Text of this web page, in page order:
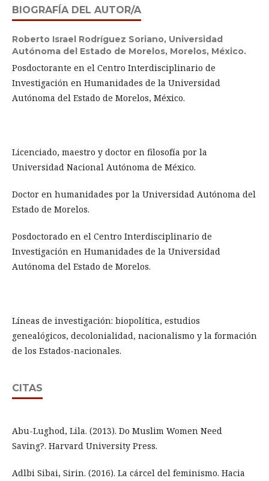
BIOGRAFÍA DEL AUTOR/A
Roberto Israel Rodríguez Soriano, Universidad
Autónoma del Estado de Morelos, Morelos, México.
Posdoctorante en el Centro Interdisciplinario de
Investigación en Humanidades de la Universidad
Autónoma del Estado de Morelos, México.
Licenciado, maestro y doctor en filosofía por la
Universidad Nacional Autónoma de México.
Doctor en humanidades por la Universidad Autónoma del
Estado de Morelos.
Posdoctorado en el Centro Interdisciplinario de
Investigación en Humanidades de la Universidad
Autónoma del Estado de Morelos.
Líneas de investigación: biopolítica, estudios
genealógicos, decolonialidad, nacionalismo y la formación
de los Estados-nacionales.
CITAS
Abu-Lughod, Lila. (2013). Do Muslim Women Need
Saving?. Harvard University Press.
Adlbi Sibai, Sirin. (2016). La cárcel del feminismo. Hacia